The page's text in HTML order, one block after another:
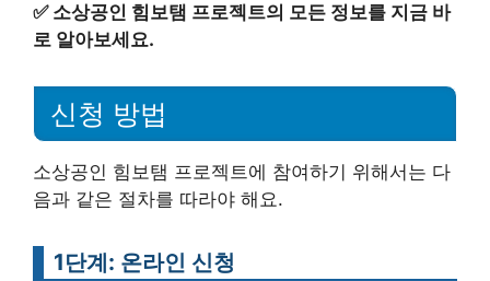
✅ 소상공인 힘보탬 프로젝트의 모든 정보를 지금 바
로 알아보세요.
신청 방법
소상공인 힘보탬 프로젝트에 참여하기 위해서는 다
음과 같은 절차를 따라야 해요.
1단계: 온라인 신청